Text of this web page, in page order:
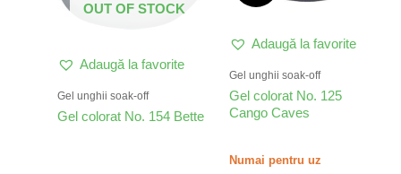
OUT OF STOCK
Adaugă la favorite
Gel unghii soak-off
Gel colorat No. 154 Bette
Adaugă la favorite
Gel unghii soak-off
Gel colorat No. 125
Cango Caves
Numai pentru uz